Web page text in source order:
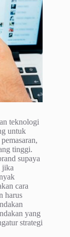
teknologi
untuk
tinggi.
supaya
jika
cara
harus
yang
strategi